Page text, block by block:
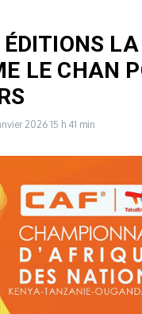
LE CHAN
202615 h 41 min